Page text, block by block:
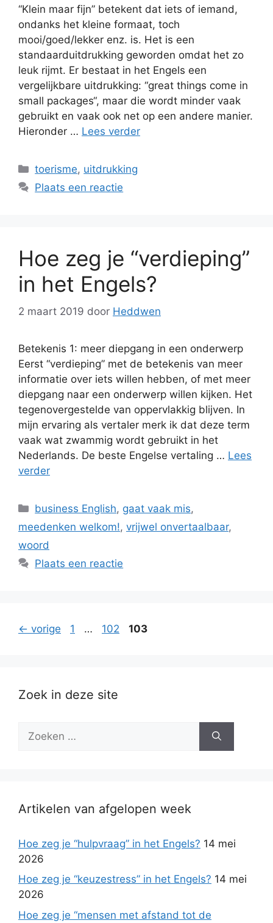
“Klein maar fijn” betekent dat iets of iemand,
ondanks het kleine formaat, toch
mooi/goed/lekker enz. is. Het is een
standaarduitdrukking geworden omdat het zo
leuk rijmt. Er bestaat in het Engels een
vergelijkbare uitdrukking: “great things come in
small packages“, maar die wordt minder vaak
gebruikt en vaak ook net op een andere manier.
Hieronder … Lees verder
Categorieën
toerisme, uitdrukking
Plaats een reactie
Hoe zeg je “verdieping”
in het Engels?
2 maart 2019 door Heddwen
Betekenis 1: meer diepgang in een onderwerp
Eerst “verdieping” met de betekenis van meer
informatie over iets willen hebben, of met meer
diepgang naar een onderwerp willen kijken. Het
tegenovergestelde van oppervlakkig blijven. In
mijn ervaring als vertaler merk ik dat deze term
vaak wat zwammig wordt gebruikt in het
Nederlands. De beste Engelse vertaling … Lees
verder
Categorieën
business English, gaat vaak mis,
meedenken welkom!, vrijwel onvertaalbaar,
woord
Plaats een reactie
← vorige Pagina
1 … Pagina
102 Pagina
103
Zoek in deze site
naar:
Artikelen van afgelopen week
Hoe zeg je “hulpvraag” in het Engels? 14 mei
2026
Hoe zeg je “keuzestress” in het Engels? 14 mei
2026
Hoe zeg je “mensen met afstand tot de